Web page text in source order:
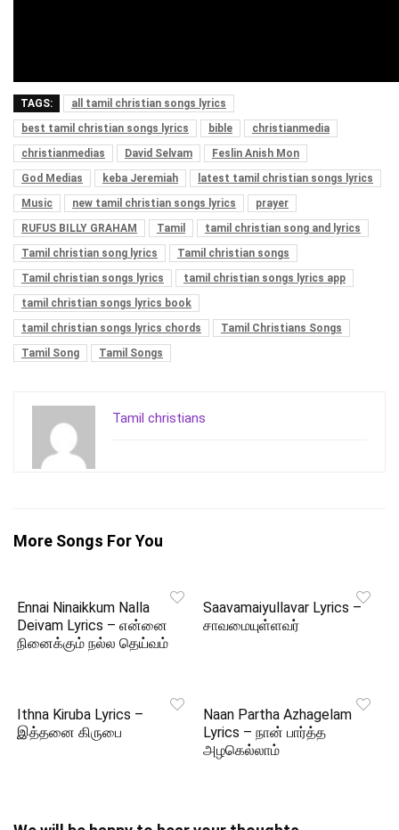
TAGS:
all tamil christian songs lyrics
best tamil christian songs lyrics
bible
christianmedia
christianmedias
David Selvam
Feslin Anish Mon
God Medias
keba Jeremiah
latest tamil christian songs lyrics
Music
new tamil christian songs lyrics
prayer
RUFUS BILLY GRAHAM
Tamil
tamil christian song and lyrics
Tamil christian song lyrics
Tamil christian songs
Tamil christian songs lyrics
tamil christian songs lyrics app
tamil christian songs lyrics book
tamil christian songs lyrics chords
Tamil Christians Songs
Tamil Song
Tamil Songs
Tamil christians
More Songs For You
Ennai Ninaikkum Nalla
Deivam Lyrics – என்னை
நினைக்கும் நல்ல தெய்வம்
Saavamaiyullavar Lyrics –
சாவமையுள்ளவர்
Ithna Kiruba Lyrics –
இத்தனை கிருபை
Naan Partha Azhagelam
Lyrics – நான் பார்த்த
அழகெல்லாம்